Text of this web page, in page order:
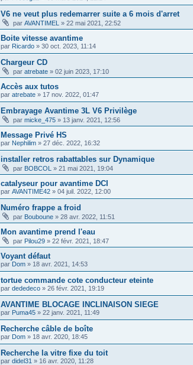
V6 ne veut plus redemarrer suite a 6 mois d'arret
par AVANTIMEL » 22 mai 2021, 22:52
Boite vitesse avantime
par Ricardo » 30 oct. 2023, 11:14
Chargeur CD
par atrebate » 02 juin 2023, 17:10
Accès aux tutos
par atrebate » 17 nov. 2022, 01:47
Embrayage Avantime 3L V6 Privilège
par micke_475 » 13 janv. 2021, 12:56
Message Privé HS
par Nephilim » 27 déc. 2022, 16:32
installer retros rabattables sur Dynamique
par BOBCOL » 21 mai 2021, 19:04
catalyseur pour avantime DCI
par AVANTIME42 » 04 juil. 2022, 12:00
Numéro frappe a froid
par Bouboune » 28 avr. 2022, 11:51
Mon avantime prend l'eau
par Pilou29 » 22 févr. 2021, 18:47
Voyant défaut
par Dom » 18 avr. 2021, 14:53
tortue commande cote conducteur eteinte
par dededeco » 26 févr. 2021, 19:19
AVANTIME BLOCAGE INCLINAISON SIEGE
par Puma45 » 22 janv. 2021, 11:49
Recherche câble de boîte
par Dom » 18 avr. 2020, 18:45
Recherche la vitre fixe du toit
par didel31 » 16 avr. 2020, 11:28